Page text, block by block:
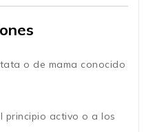
o de mama conocido
principio activo o a los